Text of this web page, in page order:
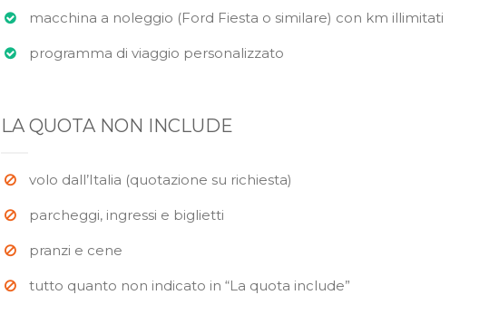
macchina a noleggio (Ford Fiesta o similare) con km illimitati
programma di viaggio personalizzato
LA QUOTA NON INCLUDE
volo dall’Italia (quotazione su richiesta)
parcheggi, ingressi e biglietti
pranzi e cene
tutto quanto non indicato in “La quota include”